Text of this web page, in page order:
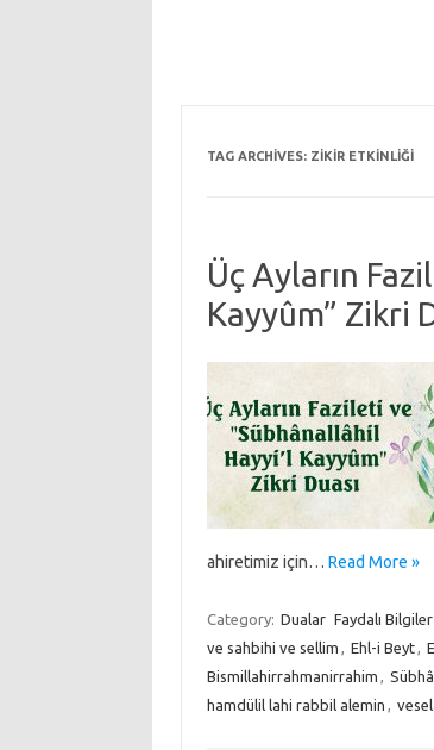
TAG ARCHIVES: ZIKIR ETKINLIĞI
Üç Ayların
Kayyûm” Zikri
ahiretimiz için… Read More »
Category: Dualar Faydalı Bilgiler
ve sahbihi ve sellim , Ehl-i Beyt,
Bismillahirrahmanirrahim ,
hamdülil lahi rabbil alemin ,